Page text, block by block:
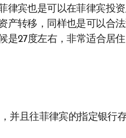
律宾也是可以在菲律宾投
产转移，同样也是可以合
是27度左右，非常适合居
并且往菲律宾的指定银行